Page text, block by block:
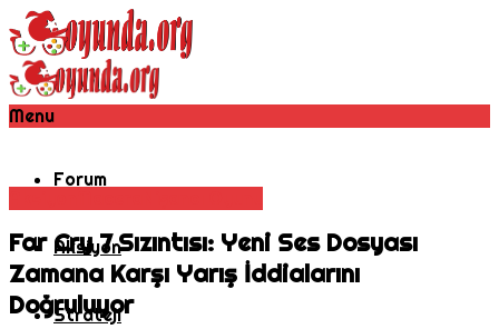
Menu
Forum
Aksiyon
Strateji
Far Cry 7 Sızıntısı: Yeni Ses Dosyası
Zamana Karşı Yarış İddialarını
Doğruluyor